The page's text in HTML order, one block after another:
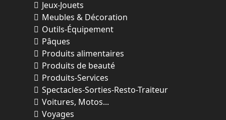
Jeux-Jouets
Meubles & Décoration
Outils-Équipement
Pâques
Produits alimentaires
Produits de beauté
Produits-Services
Spectacles-Sorties-Resto-Traiteur
Voitures, Motos...
Voyages